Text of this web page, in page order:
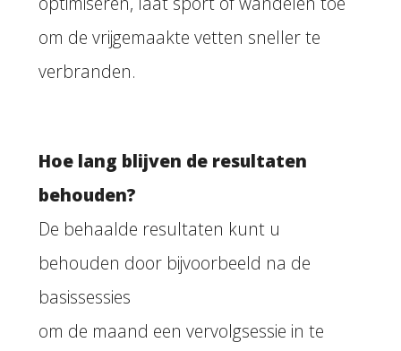
om de vrijgemaakte vetten sneller te
verbranden.
Hoe lang blijven de resultaten
behouden?
De behaalde resultaten kunt u
behouden door bijvoorbeeld na de
basissessies
om de maand een vervolgsessie in te